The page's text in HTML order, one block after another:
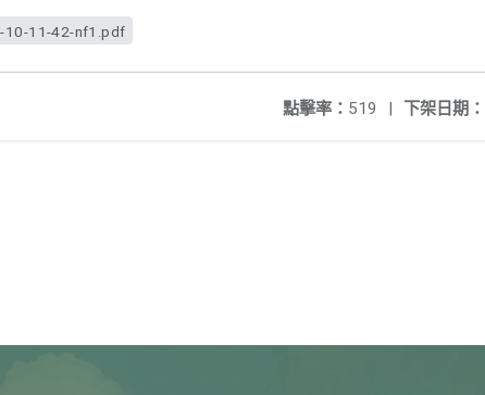
10-11-42-nf1.pdf
下架日期：
點擊率： 519 |